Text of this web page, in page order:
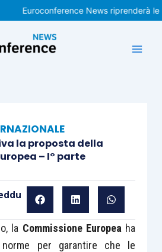
Euroconference News riprenderà le
la proposta della
– I° parte
la Commissione Europea ha
per garantire che le